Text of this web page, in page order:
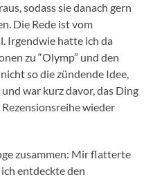
sodass sie danach gern
Die Rede ist vom
Irgendwie hatte ich da
zu “Olymp” und den
so die zündende Idee,
war kurz davor, das Ding
wieder
zusammen: Mir flatterte
entdeckte den